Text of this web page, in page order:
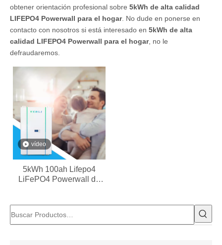
obtener orientación profesional sobre 5kWh de alta calidad
LIFEPO4 Powerwall para el hogar. No dude en ponerse en
contacto con nosotros si está interesado en 5kWh de alta
calidad LIFEPO4 Powerwall para el hogar, no le
defraudaremos.
vídeo
5kWh 100ah Lifepo4
LiFePO4 Powerwall de